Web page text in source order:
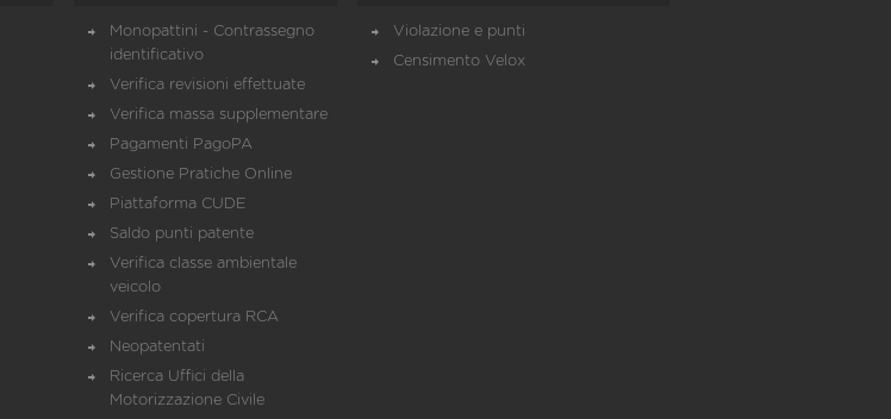
Monopattini - Contrassegno
identificativo
Verifica revisioni effettuate
Verifica massa supplementare
Pagamenti PagoPA
Gestione Pratiche Online
Piattaforma CUDE
Saldo punti patente
Verifica classe ambientale
veicolo
Verifica copertura RCA
Neopatentati
Ricerca Uffici della
Motorizzazione Civile
Violazione e punti
Censimento Velox